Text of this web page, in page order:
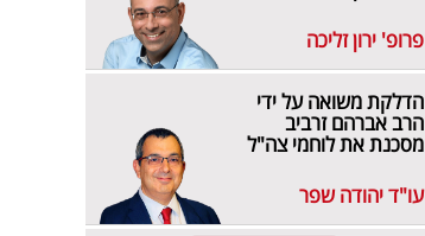
פרופ' ירון זליכה
הדלקת משואה על ידי
הרב אברהם זרביב
מסכנת את לוחמי צה"ל
עו"ד יהודה שפר